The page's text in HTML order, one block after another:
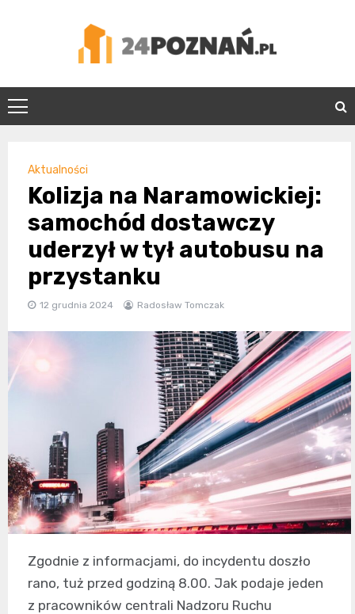
24Poznań.pl
Aktualności
Kolizja na Naramowickiej:
samochód dostawczy
uderzył w tył autobusu na
przystanku
12 grudnia 2024 Radosław Tomczak
Zgodnie z informacjami, do incydentu doszło
rano, tuż przed godziną 8.00. Jak podaje jeden
z pracowników centrali Nadzoru Ruchu